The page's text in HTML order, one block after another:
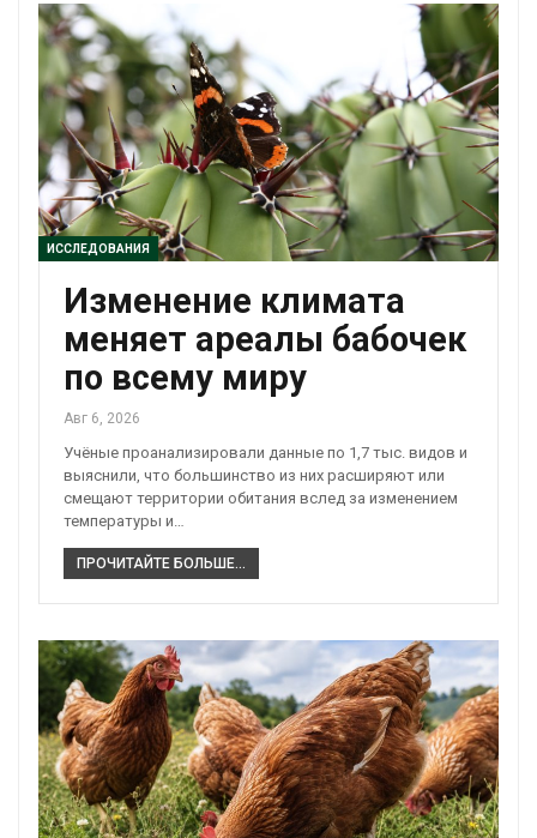
ИССЛЕДОВАНИЯ
Изменение климата
меняет ареалы бабочек
по всему миру
Авг 6, 2026
Учёные проанализировали данные по 1,7 тыс. видов и
выяснили, что большинство из них расширяют или
смещают территории обитания вслед за изменением
температуры и…
ПРОЧИТАЙТЕ БОЛЬШЕ...